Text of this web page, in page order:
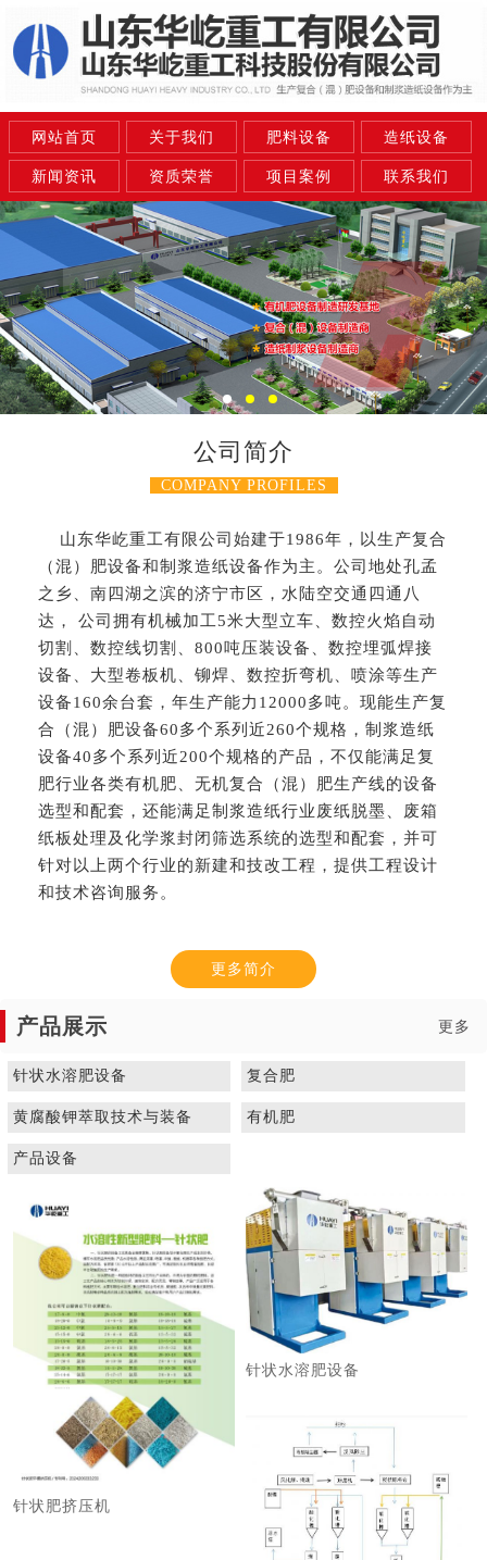
网站首页 关于我们 肥料设备 造纸设备
新闻资讯 资质荣誉 项目案例 联系我们
公司简介
COMPANY PROFILES
山东华屹重工有限公司始建于1986年，以生产复合
（混）肥设备和制浆造纸设备作为主。公司地处孔孟
之乡、南四湖之滨的济宁市区，水陆空交通四通八
达， 公司拥有机械加工5米大型立车、数控火焰自动
切割、数控线切割、800吨压装设备、数控埋弧焊接
设备、大型卷板机、铆焊、数控折弯机、喷涂等生产
设备160余台套，年生产能力12000多吨。现能生产复
合（混）肥设备60多个系列近260个规格，制浆造纸
设备40多个系列近200个规格的产品，不仅能满足复
肥行业各类有机肥、无机复合（混）肥生产线的设备
选型和配套，还能满足制浆造纸行业废纸脱墨、废箱
纸板处理及化学浆封闭筛选系统的选型和配套，并可
针对以上两个行业的新建和技改工程，提供工程设计
和技术咨询服务。
更多简介
产品展示 更多
针状水溶肥设备 复合肥
黄腐酸钾萃取技术与装备 有机肥
产品设备
针状肥挤压机
针状水溶肥设备